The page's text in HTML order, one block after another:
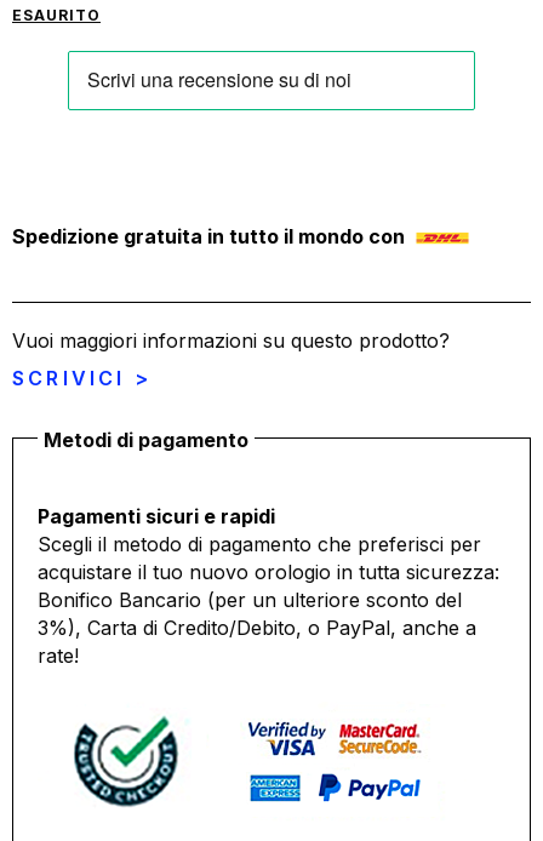
ESAURITO
Metodi di pagamento
Pagamenti sicuri e rapidi
Scegli il metodo di pagamento che preferisci per
acquistare il tuo nuovo orologio in tutta sicurezza:
Bonifico Bancario (per un ulteriore sconto del
3%), Carta di Credito/Debito, o PayPal, anche a
rate!
Spedizione gratuita in tutto il mondo con
Vuoi maggiori informazioni su questo prodotto?
SCRIVICI >